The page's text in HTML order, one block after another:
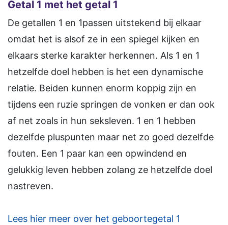
Getal 1 met het getal 1
De getallen 1 en 1passen uitstekend bij elkaar
omdat het is alsof ze in een spiegel kijken en
elkaars sterke karakter herkennen. Als 1 en 1
hetzelfde doel hebben is het een dynamische
relatie. Beiden kunnen enorm koppig zijn en
tijdens een ruzie springen de vonken er dan ook
af net zoals in hun seksleven. 1 en 1 hebben
dezelfde pluspunten maar net zo goed dezelfde
fouten. Een 1 paar kan een opwindend en
gelukkig leven hebben zolang ze hetzelfde doel
nastreven.
Lees hier meer over het geboortegetal 1